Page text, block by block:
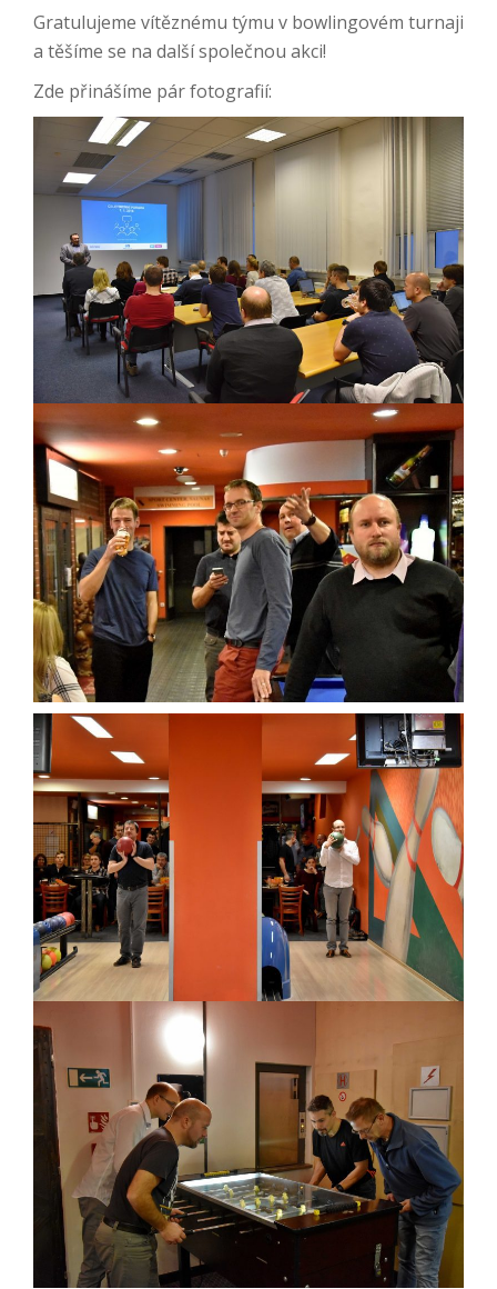
Gratulujeme vítěznému týmu v bowlingovém turnaji
a těšíme se na další společnou akci!
Zde přinášíme pár fotografií: